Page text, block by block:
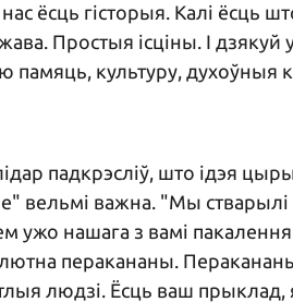
ёсць гісторыя. Калі ёсць
Простыя ісціны. І
памяць, культуру, духоўныя
падкрэсліў, што ідэя
вельмі важна. "Мы
ужо нашага з вамі
перакананы.
людзі. Ёсць ваш прыклад,